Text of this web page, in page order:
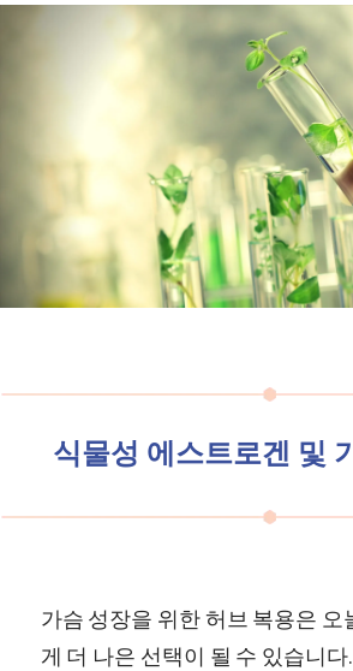
식물성 에스트로겐 및
가슴 성장을 위한 허브 복용은 오
게 더 나은 선택이 될 수 있습니다